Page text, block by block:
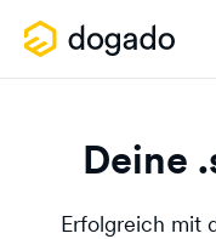
Deine
Erfolgreich mit